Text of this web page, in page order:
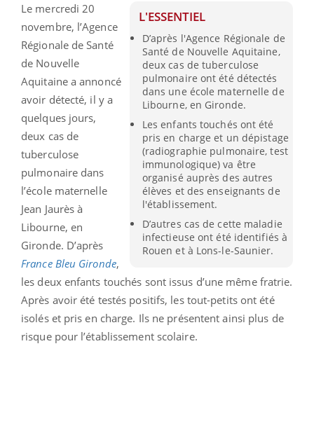
L'ESSENTIEL
D’après l'Agence Régionale de
Santé de Nouvelle Aquitaine,
deux cas de tuberculose
pulmonaire ont été détectés
dans une école maternelle de
Libourne, en Gironde.
Les enfants touchés ont été
pris en charge et un dépistage
(radiographie pulmonaire, test
immunologique) va être
organisé auprès des autres
élèves et des enseignants de
l'établissement.
D’autres cas de cette maladie
infectieuse ont été identifiés à
Rouen et à Lons-le-Saunier.
Le mercredi 20
novembre, l’Agence
Régionale de Santé
de Nouvelle
Aquitaine a annoncé
avoir détecté, il y a
quelques jours,
deux cas de
tuberculose
pulmonaire dans
l’école maternelle
Jean Jaurès à
Libourne, en
Gironde. D’après
France Bleu Gironde,
les deux enfants touchés sont issus d’une même fratrie.
Après avoir été testés positifs, les tout-petits ont été
isolés et pris en charge. Ils ne présentent ainsi plus de
risque pour l’établissement scolaire.